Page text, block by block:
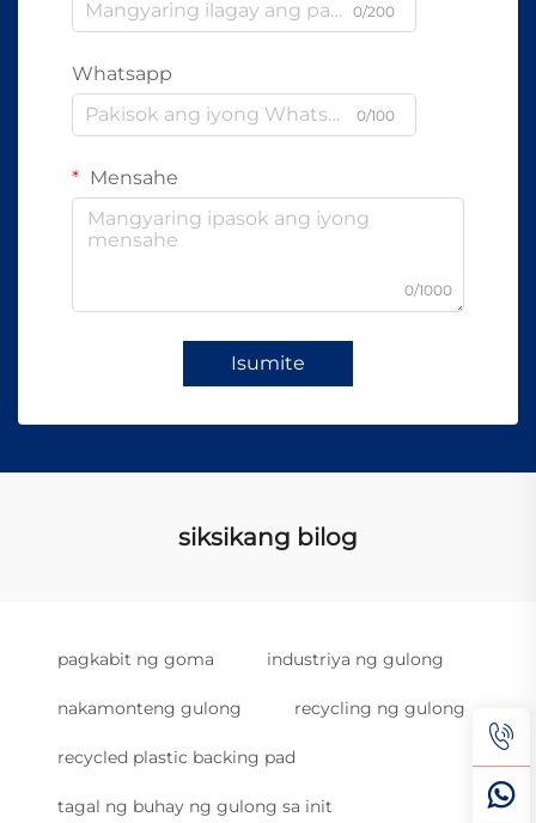
0/200
Whatsapp
0/100
Mensahe
0/1000
Isumite
siksikang bilog
pagkabit ng goma industriya ng gulong
nakamonteng gulong recycling ng gulong
recycled plastic backing pad
tagal ng buhay ng gulong sa init